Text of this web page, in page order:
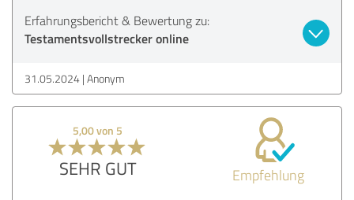
Erfahrungsbericht & Bewertung zu:
Testamentsvollstrecker online
31.05.2024 Anonym
5,00 von 5
SEHR GUT Empfehlung